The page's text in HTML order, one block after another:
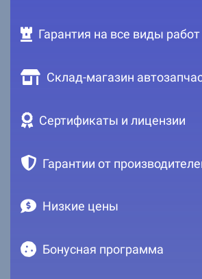
Гарантия на все виды работ
Склад-магазин
Сертификаты и лицензии
Гарантии от
Низкие цены
Бонусная программа